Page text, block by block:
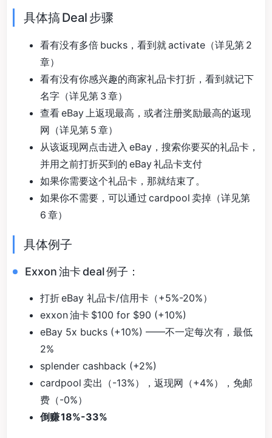
具体搞 Deal 步骤
看有没有多倍 bucks，看到就 activate（详见第 2
章）
看有没有你感兴趣的商家礼品卡打折，看到就记下
名字（详见第 3 章）
查看 eBay 上返现最高，或者注册奖励最高的返现
网（详见第 5 章）
从该返现网点击进入 eBay，搜索你要买的礼品卡，
并用之前打折买到的 eBay 礼品卡支付
如果你需要这个礼品卡，那就结束了。
如果你不需要，可以通过 cardpool 卖掉（详见第
6 章）
具体例子
Exxon 油卡 deal 例子：
打折 eBay 礼品卡/信用卡（+5%-20%）
exxon 油卡 $100 for $90 (+10%)
eBay 5x bucks (+10%) ——不一定每次有，最低
2%
splender cashback (+2%)
cardpool 卖出（-13%），返现网（+4%），免邮
费（-0%）
倒赚 18%-33%